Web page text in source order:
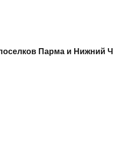
Парма и Нижний